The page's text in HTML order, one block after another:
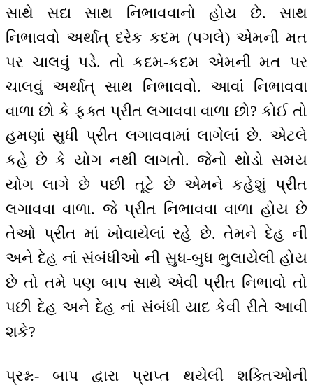
સાથે સદા સાથ નિભાવવાનો હોય છે. સાથ
નિભાવવો અર્થાત્ દરેક કદમ (પગલે) એમની મત
પર ચાલવું પડે. તો કદમ-કદમ એમની મત પર
ચાલવું અર્થાત્ સાથ નિભાવવો. આવાં નિભાવવા
વાળા છો કે ફક્ત પ્રીત લગાવવા વાળા છો? કોઈ તો
હમણાં સુધી પ્રીત લગાવવામાં લાગેલાં છે. એટલે
કહે છે કે યોગ નથી લાગતો. જેનો થોડો સમય
યોગ લાગે છે પછી તૂટે છે એમને કહેશું પ્રીત
લગાવવા વાળા. જે પ્રીત નિભાવવા વાળા હોય છે
તેઓ પ્રીત માં ખોવાયેલાં રહે છે. તેમને દેહ ની
અને દેહ નાં સંબંધીઓ ની સુધ-બુધ ભુલાયેલી હોય
છે તો તમે પણ બાપ સાથે એવી પ્રીત નિભાવો તો
પછી દેહ અને દેહ નાં સંબંધી યાદ કેવી રીતે આવી
શકે?
પ્રશ્ન:- બાપ દ્વારા પ્રાપ્ત થયેલી શક્તિઓની